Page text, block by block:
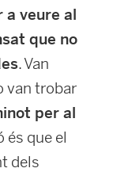
a veure al
que no
. Van
van trobar
per al
és que el
dels